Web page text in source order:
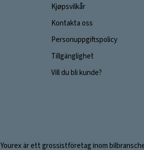
Kjøpsvilkår
Kontakta oss
Personuppgiftspolicy
Tillgänglighet
Vill du bli kunde?
Yourex är ett grossistföretag inom